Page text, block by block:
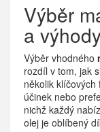
Výběr
a
Výběr vhodného
rozdíl v tom, jak
několik
účinek nebo
nichž každý
olej je oblíbený